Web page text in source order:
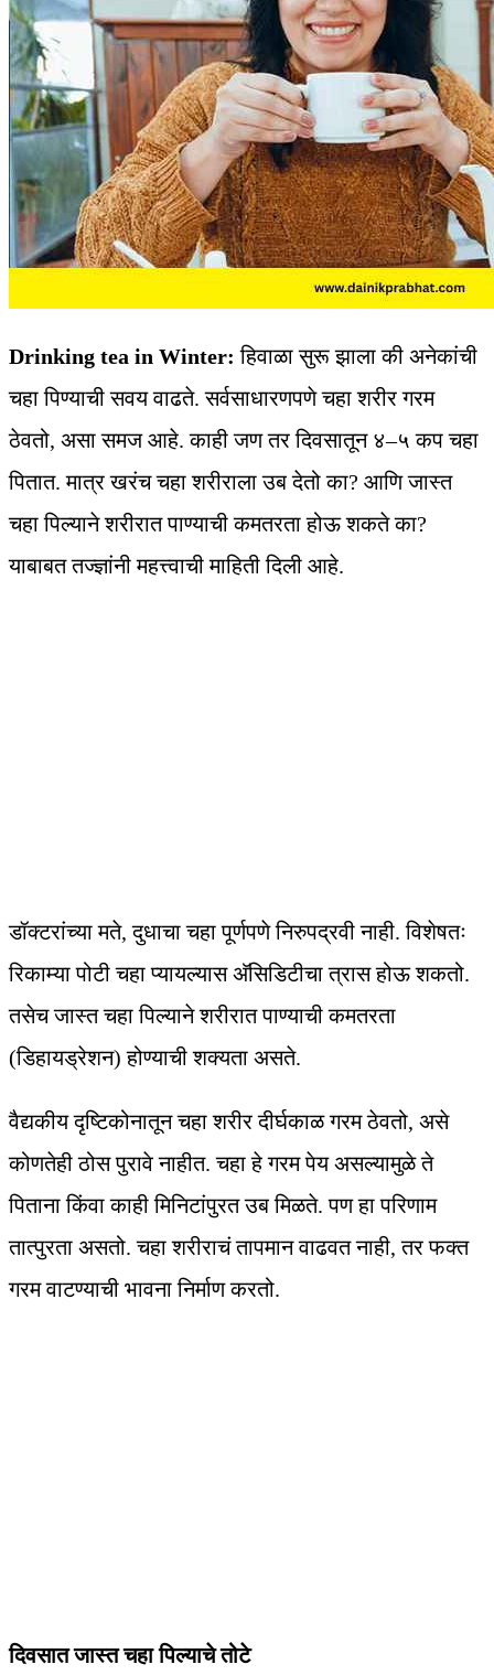
Drinking tea in Winter: हिवाळा सुरू झाला की अनेकांची
चहा पिण्याची सवय वाढते. सर्वसाधारणपणे चहा शरीर गरम
ठेवतो, असा समज आहे. काही जण तर दिवसातून ४–५ कप चहा
पितात. मात्र खरंच चहा शरीराला उब देतो का? आणि जास्त
चहा पिल्याने शरीरात पाण्याची कमतरता होऊ शकते का?
याबाबत तज्ज्ञांनी महत्त्वाची माहिती दिली आहे.
डॉक्टरांच्या मते, दुधाचा चहा पूर्णपणे निरुपद्रवी नाही. विशेषतः
रिकाम्या पोटी चहा प्यायल्यास अ‍ॅसिडिटीचा त्रास होऊ शकतो.
तसेच जास्त चहा पिल्याने शरीरात पाण्याची कमतरता
(डिहायड्रेशन) होण्याची शक्यता असते.
वैद्यकीय दृष्टिकोनातून चहा शरीर दीर्घकाळ गरम ठेवतो, असे
कोणतेही ठोस पुरावे नाहीत. चहा हे गरम पेय असल्यामुळे ते
पिताना किंवा काही मिनिटांपुरत उब मिळते. पण हा परिणाम
तात्पुरता असतो. चहा शरीराचं तापमान वाढवत नाही, तर फक्त
गरम वाटण्याची भावना निर्माण करतो.
दिवसात जास्त चहा पिल्याचे तोटे